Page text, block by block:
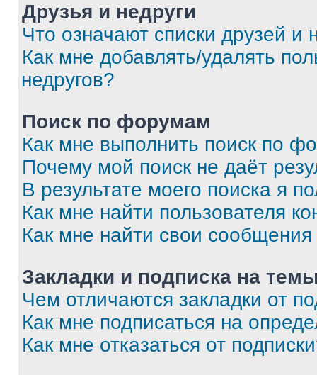
Друзья и недруги
Что означают списки друзей и
Как мне добавлять/удалять
недругов?
Поиск по форумам
Как мне выполнить поиск по
Почему мой поиск не даёт
В результате моего поиска я
Как мне найти пользователя
Как мне найти свои
Закладки и подписка на
Чем отличаются закладки от
Как мне подписаться на
Как мне отказаться от